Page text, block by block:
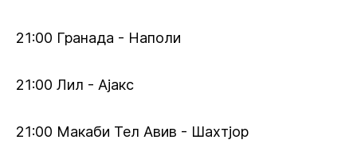
21:00 Гранада - Наполи
21:00 Лил - Ајакс
21:00 Макаби Тел Авив - Шахтјор